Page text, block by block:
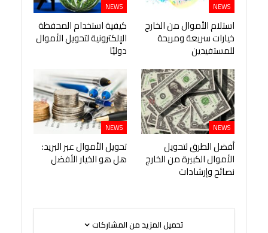
NEWS
استلام الأموال من الخارج
خيارات سريعة ومريحة
للمستفيدين
NEWS
كيفية استخدام المحفظة
الإلكترونية لتحويل الأموال
دوليًا
NEWS
أفضل الطرق لتحويل
الأموال الكبيرة من الخارج
نصائح وإرشادات
NEWS
تحويل الأموال عبر البريد:
هل هو الخيار الأفضل
تحميل المزيد من المشاركات